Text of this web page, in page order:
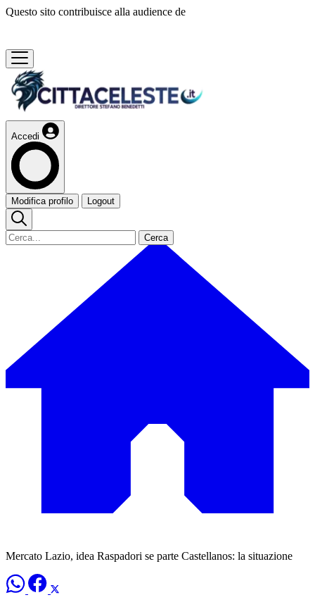
Questo sito contribuisce alla audience de
Accedi
Modifica profilo Logout
Cerca
Mercato Lazio, idea Raspadori se parte Castellanos: la situazione